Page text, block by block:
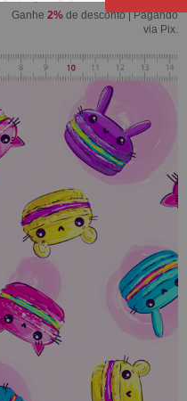
Ganhe 2% de desconto | Pagando
via Pix.